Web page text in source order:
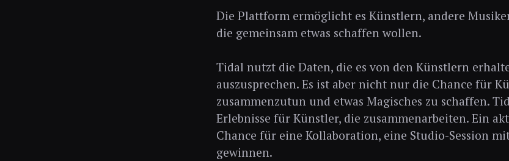
Die Plattform ermöglicht es Künstlern, andere
die gemeinsam etwas schaffen wollen.
Tidal nutzt die Daten, die es von den Künstlern
auszusprechen. Es ist aber nicht nur die Chance für
zusammenzutun und etwas Magisches zu schaffen.
Erlebnisse für Künstler, die zusammenarbeiten. Ein
Chance für eine Kollaboration, eine Studio-Session
gewinnen.